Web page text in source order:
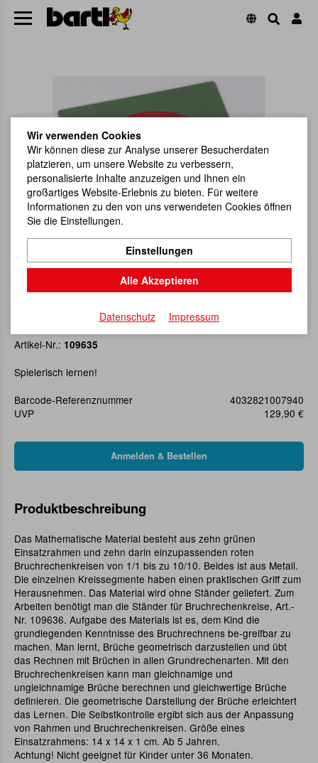
Bruchrechenkreise
Artikel-Nr.: 109635
Spielerisch lernen!
Barcode-Referenznummer
4032821007940
UVP
129,90 €
Produktbeschreibung
Das Mathematische Material besteht aus zehn grünen
Einsatzrahmen und zehn darin einzupassenden roten
Bruchrechenkreisen von 1/1 bis zu 10/10. Beides ist aus Metall.
Die einzelnen Kreissegmente haben einen praktischen Griff zum
Herausnehmen. Das Material wird ohne Ständer geliefert. Zum
Arbeiten benötigt man die Ständer für Bruchrechenkreise, Art.-
Nr. 109636. Aufgabe des Materials ist es, dem Kind die
grundlegenden Kenntnisse des Bruchrechnens be-greifbar zu
machen. Man lernt, Brüche geometrisch darzustellen und übt
das Rechnen mit Brüchen in allen Grundrechenarten. Mit den
Bruchrechenkreisen kann man gleichnamige und
ungleichnamige Brüche berechnen und gleichwertige Brüche
definieren. Die geometrische Darstellung der Brüche erleichtert
das Lernen. Die Selbstkontrolle ergibt sich aus der Anpassung
von Rahmen und Bruchrechenkreisen. Größe eines
Einsatzrahmens: 14 x 14 x 1 cm. Ab 5 Jahren.
Achtung! Nicht geeignet für Kinder unter 36 Monaten.
Wir verwenden Cookies
Wir können diese zur Analyse unserer Besucherdaten
platzieren, um unsere Website zu verbessern,
personalisierte Inhalte anzuzeigen und Ihnen ein
großartiges Website-Erlebnis zu bieten. Für weitere
Informationen zu den von uns verwendeten Cookies öffnen
Sie die Einstellungen.
Einstellungen
Alle Akzeptieren
Datenschutz Impressum